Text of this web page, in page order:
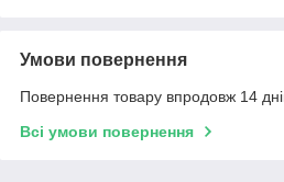
Умови повернення
Повернення товару впродовж 14
Всі умови повернення